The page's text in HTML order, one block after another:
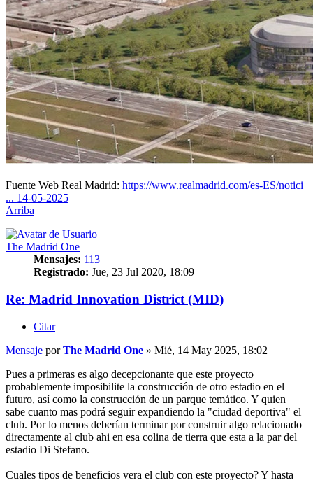
Fuente Web Real Madrid: https://www.realmadrid.com/es-ES/notici
... 14-05-2025
Arriba
The Madrid One
Mensajes: 113
Registrado: Jue, 23 Jul 2020, 18:09
Re: Madrid Innovation District (MID)
Citar
Mensaje porThe Madrid One » Mié, 14 May 2025, 18:02
Pues a primeras es algo decepcionante que este proyecto
probablemente imposibilite la construcción de otro estadio en el
futuro, así como la construcción de un parque temático. Y quien
sabe cuanto mas podrá seguir expandiendo la "ciudad deportiva" el
club. Por lo menos deberían terminar por construir algo relacionado
directamente al club ahi en esa colina de tierra que esta a la par del
estadio Di Stefano.
Cuales tipos de beneficios vera el club con este proyecto? Y hasta